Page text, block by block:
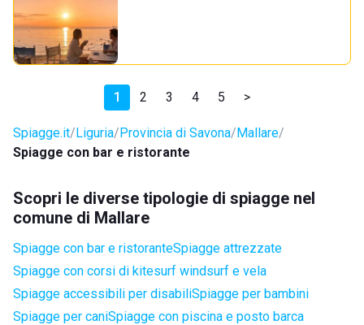
1 2 3 4 5 >
Spiagge.it Liguria Provincia di Savona Mallare
Spiagge con bar e ristorante
Scopri le diverse tipologie di spiagge nel
comune di Mallare
Spiagge con bar e ristoranteSpiagge attrezzate
Spiagge con corsi di kitesurf windsurf e vela
Spiagge accessibili per disabiliSpiagge per bambini
Spiagge per caniSpiagge con piscina e posto barca